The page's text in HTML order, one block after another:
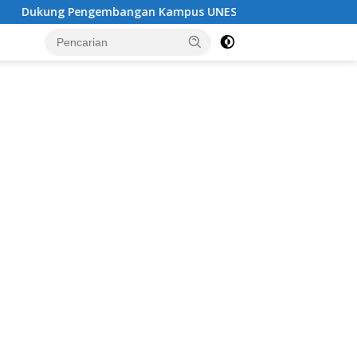
Kampus UNESA di Pusat Kota, Riyono Caping: